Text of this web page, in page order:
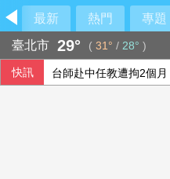
最新 熱門 專題
臺北市 29° ( 31° / 28° )
快訊 台師赴中任教遭拘2個